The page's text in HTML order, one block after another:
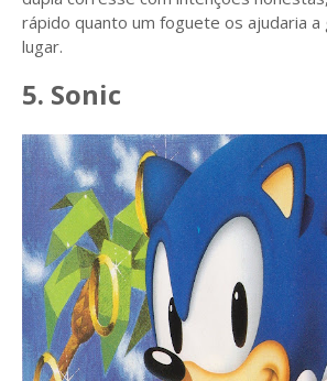
rápido quanto um foguete os ajudaria
lugar.
5. Sonic